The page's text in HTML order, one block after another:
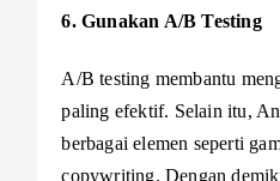
6. Gunakan A/B Testing
A/B testing membantu
paling efektif. Selain itu,
berbagai elemen seperti
copywriting. Dengan